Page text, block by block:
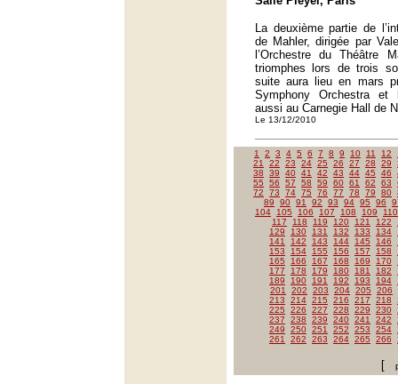
La deuxième partie de
de Mahler, dirigée par
l’Orchestre du Théâtre
triomphes lors de trois
suite aura lieu en mars
Symphony Orchestra et
aussi au Carnegie Hall de
Le 13/12/2010
1 2 3 4 5 6 7 8 9 10 11 12
21
22 23 24 25 26 27 28 29
38
39 40 41 42 43 44 45 46
55
56 57 58 59 60 61 62 63
72
73 74 75 76 77 78 79 80
89
90 91 92 93 94 95 96
104
105 106 107 108 109
110
117
118 119 120 121 122
129
130 131 132 133 134
141
142 143 144 145 146
153
154 155 156 157 158
165
166 167 168 169 170
177
178 179 180 181 182
189
190 191 192 193 194
201
202 203 204 205
206
213
214 215 216 217 218
225
226 227 228 229 230
237
238 239 240 241 242
249
250 251 252 253 254
261
262 263 264 265 266
[